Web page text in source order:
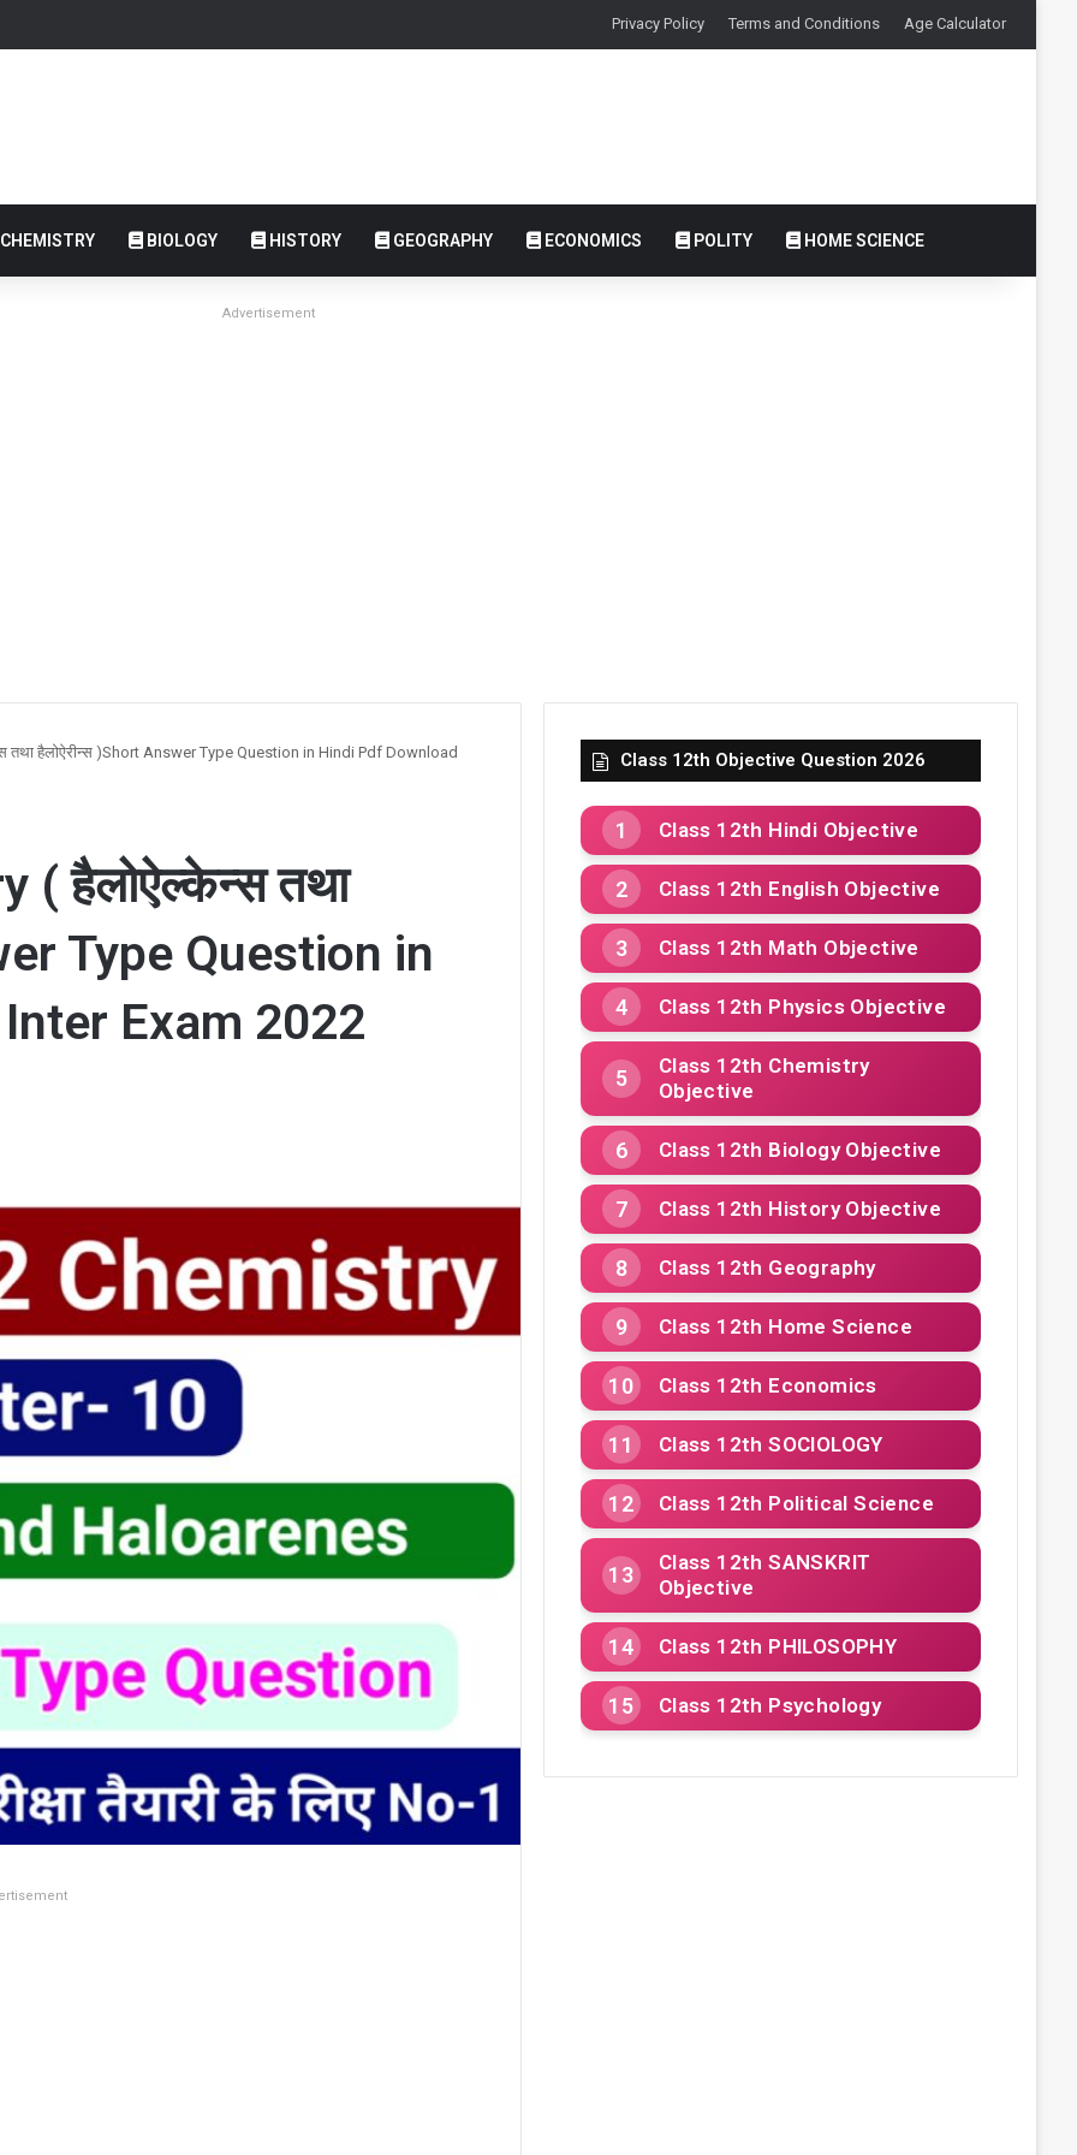
Privacy Policy Terms and Conditions Age Calculator
BIOLOGY HISTORY GEOGRAPHY ECONOMICS POLITY HOME SCIENCE
Advertisement
तथा हैलोऐरीन्स )Short Answer Type Question in Hindi Pdf Download
हैलोऐल्केन्स तथा
Type Question in
Exam 2022
Class 12th Objective Question 2026
Class 12th Hindi Objective
Class 12th English Objective
Class 12th Math Objective
Class 12th Physics Objective
Class 12th Chemistry
Objective
Class 12th Biology Objective
Class 12th History Objective
Class 12th Geography
Class 12th Home Science
Class 12th Economics
Class 12th SOCIOLOGY
Class 12th Political Science
Class 12th SANSKRIT
Objective
Class 12th PHILOSOPHY
Class 12th Psychology